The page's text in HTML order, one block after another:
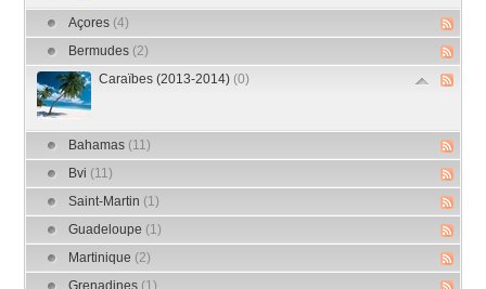
Açores (4)
Bermudes (2)
Caraïbes (2013-2014) (0)
Bahamas (11)
Bvi (11)
Saint-Martin (1)
Guadeloupe (1)
Martinique (2)